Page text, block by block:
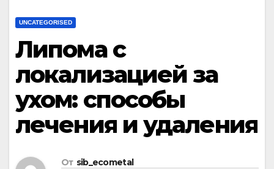
UNCATEGORISED
Липома с
локализацией за
ухом: способы
лечения и удаления
От sib_ecometal